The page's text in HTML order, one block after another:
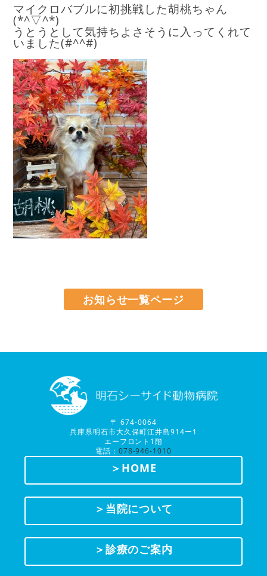
マイクロバブルに初挑戦した胡桃ちゃん
(*^▽^*)
うとうとして気持ちよさそうに入ってくれて
いました(#^^#)
お知らせ一覧ページ
〒 674-0064
兵庫県明石市大久保町江井島914ー1
エーフロント1階
電話： 078-946-1010
＞HOME
＞当院について
＞診療のご案内